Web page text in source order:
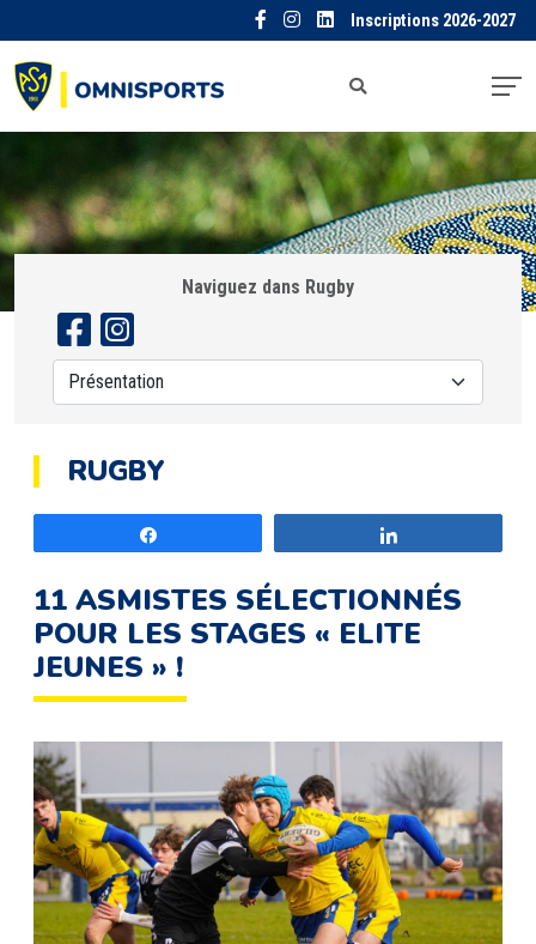
Inscriptions 2026-2027
Naviguez dans Rugby
RUGBY
11 ASMISTES SÉLECTIONNÉS
POUR LES STAGES « ELITE
JEUNES » !